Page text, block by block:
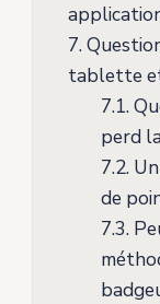
7.
tablette
7.1.
perd
7.2.Un
de
7.3.